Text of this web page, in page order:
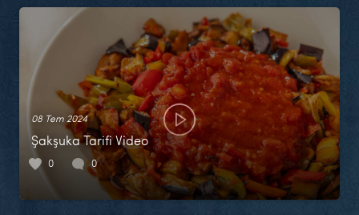
08 Tem 2024
Şakşuka Tarifi Video
0 0